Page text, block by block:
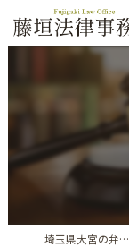
埼玉県大宮の弁護士なら藤垣法律事務所